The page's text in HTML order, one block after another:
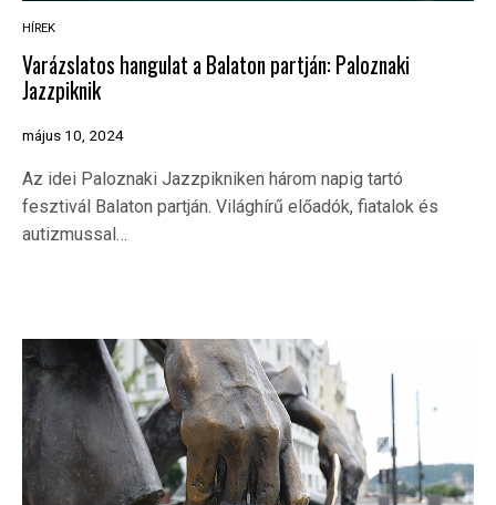
HÍREK
Varázslatos hangulat a Balaton partján: Paloznaki
Jazzpiknik
május 10, 2024
Az idei Paloznaki Jazzpikniken három napig tartó
fesztivál Balaton partján. Világhírű előadók, fiatalok és
autizmussal…